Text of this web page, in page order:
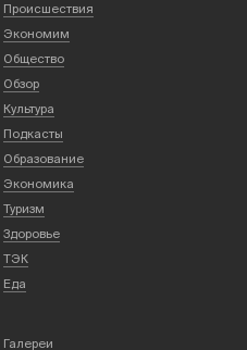
Происшествия
Экономим
Общество
Обзор
Культура
Подкасты
Образование
Экономика
Туризм
Здоровье
ТЭК
Еда
Галереи